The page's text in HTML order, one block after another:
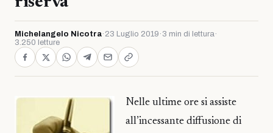
Michelangelo Nicotra· 23 Luglio 2019 · 3 min di lettura·
3.250 letture
Nelle ultime ore si assiste
all’incessante diffusione di